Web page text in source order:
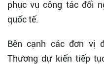
phục vụ công tác đối
quốc tế.
Bên cạnh các đơn vị
Thương dự kiến tiếp